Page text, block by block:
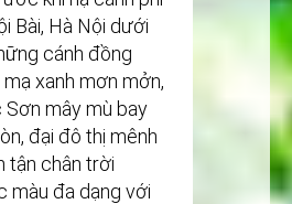
Bài, Hà Nội dưới
cánh đồng
xanh mơn mởn,
Sơn mây mù bay
đại đô thị mênh
tận chân trời
màu đa dạng với